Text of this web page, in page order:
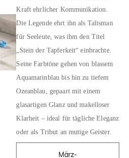
Kraft ehrlicher Kommunikation.
Die Legende ehrt ihn als Talisman
für Seeleute, was ihm den Titel
„Stein der Tapferkeit“ einbrachte.
Seine Farbtöne gehen von blassem
Aquamarinblau bis hin zu tiefem
Ozeanblau, gepaart mit einem
glasartigen Glanz und makelloser
Klarheit – ideal für tägliche Eleganz
oder als Tribut an mutige Geister.
März-